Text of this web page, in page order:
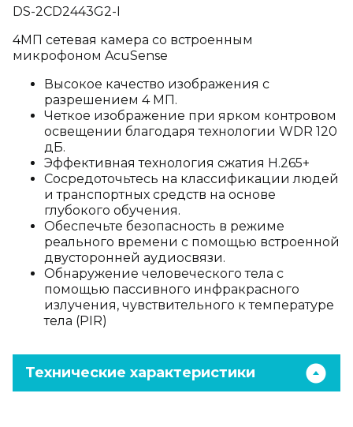
DS-2CD2443G2-I
4МП сетевая камера со встроенным
микрофоном AcuSense
Высокое качество изображения с
разрешением 4 МП.
Четкое изображение при ярком контровом
освещении благодаря технологии WDR 120
дБ.
Эффективная технология сжатия H.265+
Сосредоточьтесь на классификации людей
и транспортных средств на основе
глубокого обучения.
Обеспечьте безопасность в режиме
реального времени с помощью встроенной
двусторонней аудиосвязи.
Обнаружение человеческого тела с
помощью пассивного инфракрасного
излучения, чувствительного к температуре
тела (PIR)
Технические характеристики